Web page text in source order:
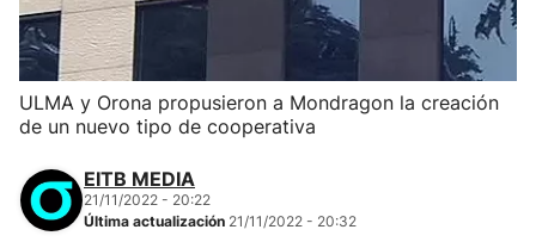
ULMA y Orona propusieron a Mondragon la creación
de un nuevo tipo de cooperativa
EITB MEDIA
21/11/2022 - 20:22
Última actualización 21/11/2022 - 20:32